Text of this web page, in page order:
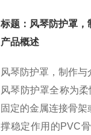
标题：风琴防护罩，
产品概述
风琴防护罩，制作与
风琴防护罩全称为
固定的金属连接骨
撑稳定作用的PVC